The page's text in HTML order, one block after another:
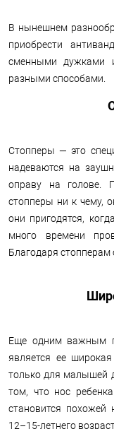
В нынешнем
приобрести
сменными дужками
разными способами.
Стопперы — это
надеваются на
оправу на голове.
стопперы ни к чему,
они пригодятся,
много времени
Благодаря стопперам
Еще одним важным
является ее
только для малышей
том, что нос
становится
12–15-летнего